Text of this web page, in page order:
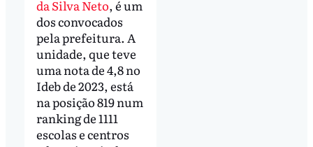
da Silva Neto, é um
dos convocados
pela prefeitura. A
unidade, que teve
uma nota de 4,8 no
Ideb de 2023, está
na posição 819 num
ranking de 1111
escolas e centros